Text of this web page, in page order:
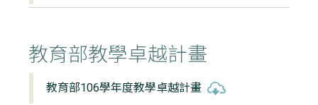
教育部教學卓越計畫
教育部106學年度教學卓越計畫